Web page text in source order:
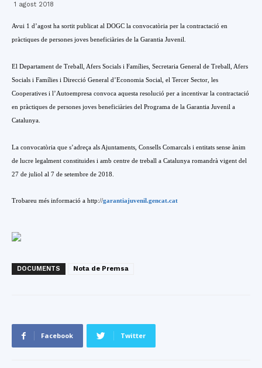
1 agost 2018
Avui 1 d’agost ha sortit publicat al DOGC la convocatòria per la contractació en
pràctiques de persones joves beneficiàries de la Garantia Juvenil.
El Departament de Treball, Afers Socials i Famílies, Secretaria General de Treball, Afers
Socials i Famílies i Direcció General d’Economia Social, el Tercer Sector, les
Cooperatives i l’Autoempresa convoca aquesta resolució per a incentivar la contractació
en pràctiques de persones joves beneficiàries del Programa de la Garantia Juvenil a
Catalunya.
La convocatòria que s’adreça als Ajuntaments, Consells Comarcals i entitats sense ànim
de lucre legalment constituides i amb centre de treball a Catalunya romandrà vigent del
27 de juliol al 7 de setembre de 2018.
Trobareu més informació a http://garantiajuvenil.gencat.cat
DOCUMENTS Nota de Premsa
Facebook Twitter